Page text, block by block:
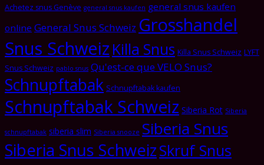
Achetez snus Genève general snus kaufen general snus kaufen
online General Snus Schweiz Grosshandel
Snus Schweiz Killa Snus Killa Snus Schweiz LYFT
Snus Schweiz pablo snus Qu'est-ce que VELO Snus?
Schnupftabak Schnupftabak kaufen
Schnupftabak Schweiz Siberia Rot Siberia
schnupftabak siberia slim Siberia snooze Siberia Snus
Siberia Snus SchweizSkruf Snus